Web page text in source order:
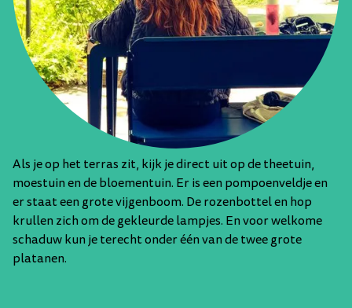
Als je op het terras zit, kijk je direct uit op de theetuin,
moestuin en de bloementuin. Er is een pompoenveldje en
er staat een grote vijgenboom. De rozenbottel en hop
krullen zich om de gekleurde lampjes. En voor welkome
schaduw kun je terecht onder één van de twee grote
platanen.